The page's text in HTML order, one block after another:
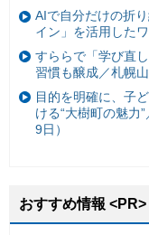
AIで自分だけの折
イン」を活用した
すららで「学び直
習慣も醸成／札幌
目的を明確に、子
ける“大樹町の魅力
9日）
おすすめ情報 <PR>